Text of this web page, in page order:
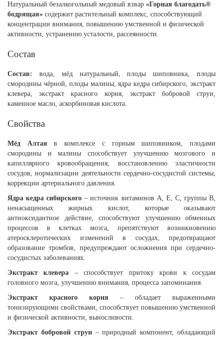
Натуральный безалкогольный медовый взвар «Горная благодать®
бодрящая» содержит растительный комплекс, способствующий
концентрации внимания, повышению умственной и физической
активности, устранению усталости, рассеянности.
Состав
Состав: вода, мёд натуральный, плоды шиповника, плоды
смородины чёрной, плоды малины, ядра кедра сибирского, экстракт
клевера, экстракт красного корня, экстракт бобровой струи,
каменное масло, аскорбиновая кислота.
Свойства
Мёд Алтаяв комплексе с горным шиповником, плодами
смородины и малины
способствует улучшению мозгового и
капиллярного кровообращения, восстановлению эластичности
сосудов, нормализации деятельности сердечно-сосудистой системы,
коррекции артериального давления.
Ядра кедра сибирского – источник витаминов А, Е, С, группы В,
ненасыщенных жирных кислот, которые оказывают
антиоксидантное действие, способствуют улучшению обменных
процессов в клетках мозга, препятствуют возникновению
атеросклеротических изменений в сосудах, предотвращают
образование тромбов, предупреждают осложнения при сердечно-
сосудистых заболеваниях.
Экстракт клевера – способствует притоку крови к сосудам
головного мозга, улучшению внимания, процесса запоминания.
Экстракт красного корня – обладает выраженными
тонизирующими свойствами, способствует повышению умственной
и физической активности, выносливости.
Экстракт бобровой струи– природный компонент, обладающий